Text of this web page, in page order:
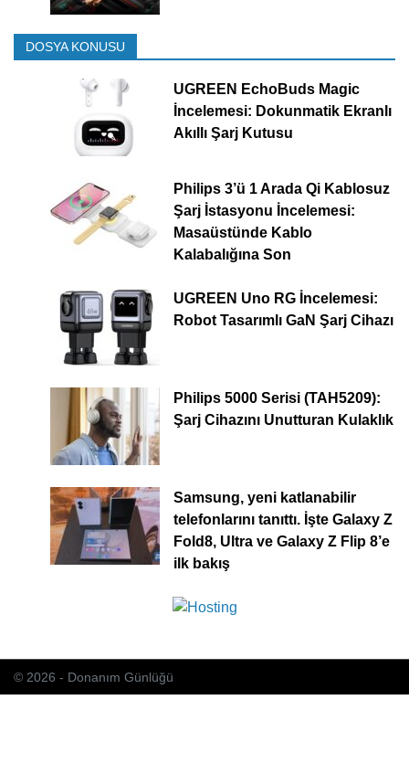
DOSYA KONUSU
UGREEN EchoBuds Magic
İncelemesi: Dokunmatik Ekranlı
Akıllı Şarj Kutusu
Philips 3’ü 1 Arada Qi Kablosuz
Şarj İstasyonu İncelemesi:
Masaüstünde Kablo
Kalabalığına Son
UGREEN Uno RG İncelemesi:
Robot Tasarımlı GaN Şarj Cihazı
Philips 5000 Serisi (TAH5209):
Şarj Cihazını Unutturan Kulaklık
Samsung, yeni katlanabilir
telefonlarını tanıttı. İşte Galaxy Z
Fold8, Ultra ve Galaxy Z Flip 8’e
ilk bakış
© 2026 - Donanım Günlüğü